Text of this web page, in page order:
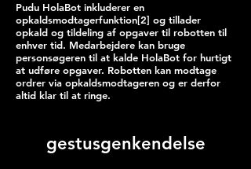
Pudu HolaBot inkluderer en
opkaldsmodtagerfunktion[2] og tillader
opkald og tildeling af opgaver til robotten til
enhver tid. Medarbejdere kan bruge
personsøgeren til at kalde HolaBot for hurtigt
at udføre opgaver. Robotten kan modtage
ordrer via opkaldsmodtageren og er derfor
altid klar til at ringe.
gestusgenkendelse